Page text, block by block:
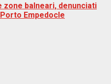
balneari, denunciati
Empedocle